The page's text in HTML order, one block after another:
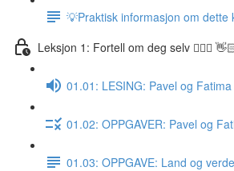
💡Praktisk informasjon om dette
Leksjon 1: Fortell om deg selv 🙋🏽‍♀️
01.01: LESING: Pavel og Fatima
01.02: OPPGAVER: Pavel og
01.03: OPPGAVE: Land og